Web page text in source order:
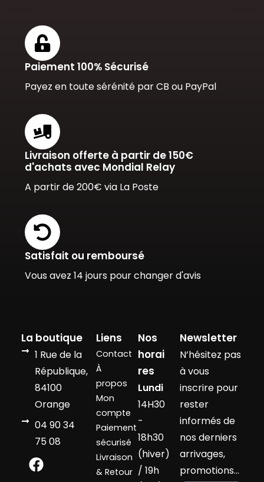
Paiement 100% Sécurisé
Payez en toute sérénité par CB ou PayPal
Livraison offerte à partir de 150€
d'achats avec Mondial Relay
A partir de 200€ via La Poste
Satisfait ou remboursé
Vous avez 14 jours pour changer d'avis
La boutique
1 Rue de la
République,
84100
Orange
04 90 34
75 08
Liens
Contact
À
propos
Mon
compte
Paiement
sécurisé
Livraison
& Retour
Nos
horai
res
Lundi
14H30
-
18h30
(hiver)
/ 19h
Newsletter
N’hésitez pas
à vous
inscrire pour
rester
informés de
nos derniers
arrivages,
promotions…